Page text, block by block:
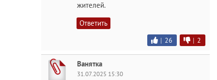
жителей.
Ответить
| 26 | 2
Ванятка
31.07.2025 15:30